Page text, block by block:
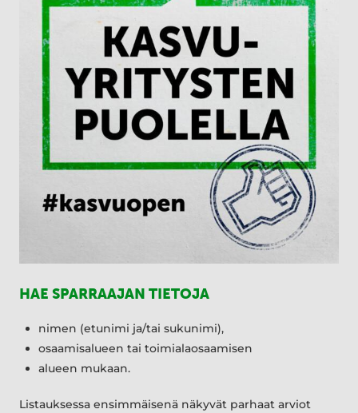
HAE SPARRAAJAN TIETOJA
nimen (etunimi ja/tai sukunimi),
osaamisalueen tai toimialaosaamisen
alueen mukaan.
Listauksessa ensimmäisenä näkyvät parhaat arviot